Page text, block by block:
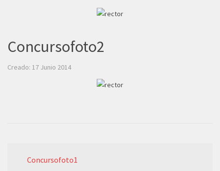
Concursofoto2
Creado: 17 Junio 2014
Concursofoto1